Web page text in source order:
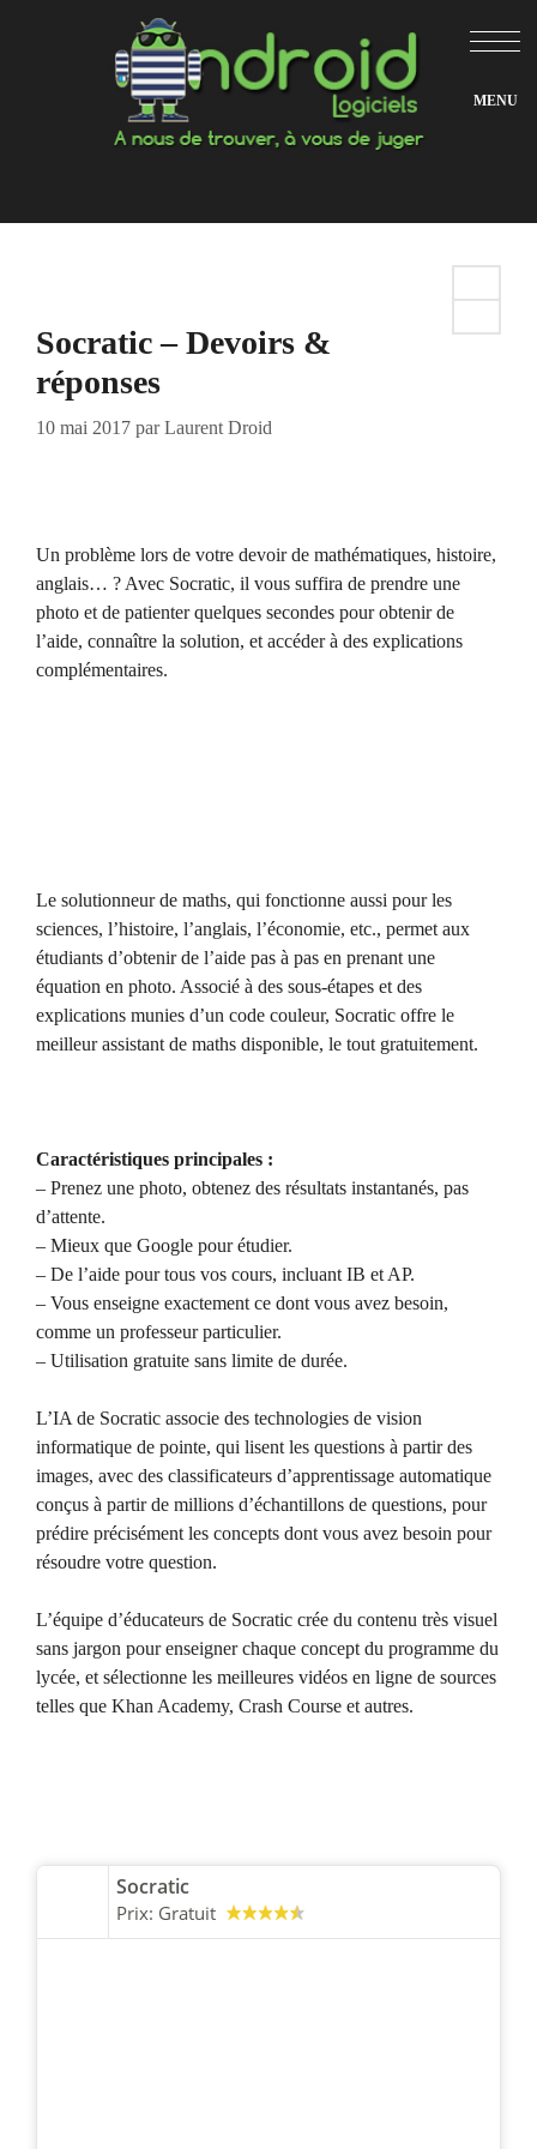
Socratic – Devoirs &
réponses
10 mai 2017 parLaurent Droid
Un problème lors de votre devoir de mathématiques, histoire,
anglais… ? Avec Socratic, il vous suffira de prendre une
photo et de patienter quelques secondes pour obtenir de
l’aide, connaître la solution, et accéder à des explications
complémentaires.
Le solutionneur de maths, qui fonctionne aussi pour les
sciences, l’histoire, l’anglais, l’économie, etc., permet aux
étudiants d’obtenir de l’aide pas à pas en prenant une
équation en photo. Associé à des sous-étapes et des
explications munies d’un code couleur, Socratic offre le
meilleur assistant de maths disponible, le tout gratuitement.
Caractéristiques principales :
– Prenez une photo, obtenez des résultats instantanés, pas
d’attente.
– Mieux que Google pour étudier.
– De l’aide pour tous vos cours, incluant IB et AP.
– Vous enseigne exactement ce dont vous avez besoin,
comme un professeur particulier.
– Utilisation gratuite sans limite de durée.
L’IA de Socratic associe des technologies de vision
informatique de pointe, qui lisent les questions à partir des
images, avec des classificateurs d’apprentissage automatique
conçus à partir de millions d’échantillons de questions, pour
prédire précisément les concepts dont vous avez besoin pour
résoudre votre question.
L’équipe d’éducateurs de Socratic crée du contenu très visuel
sans jargon pour enseigner chaque concept du programme du
lycée, et sélectionne les meilleures vidéos en ligne de sources
telles que Khan Academy, Crash Course et autres.
Socratic
Prix: Gratuit